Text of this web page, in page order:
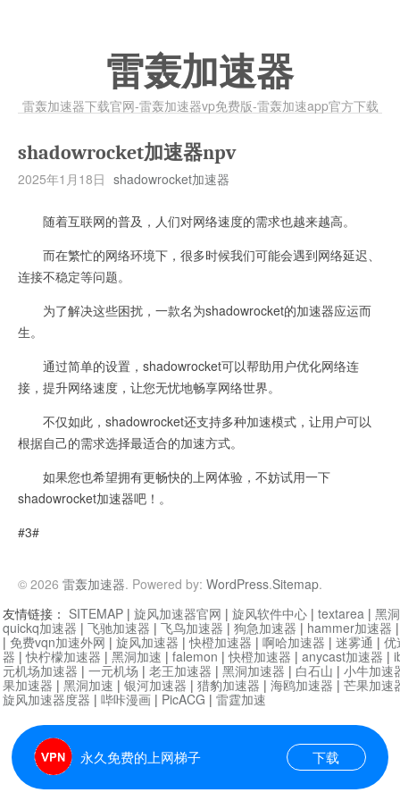
雷轰加速器
雷轰加速器下载官网-雷轰加速器vp免费版-雷轰加速app官方下载
shadowrocket加速器npv
2025年1月18日 shadowrocket加速器
随着互联网的普及，人们对网络速度的需求也越来越高。
而在繁忙的网络环境下，很多时候我们可能会遇到网络延迟、
连接不稳定等问题。
为了解决这些困扰，一款名为shadowrocket的加速器应运而
生。
通过简单的设置，shadowrocket可以帮助用户优化网络连
接，提升网络速度，让您无忧地畅享网络世界。
不仅如此，shadowrocket还支持多种加速模式，让用户可以
根据自己的需求选择最适合的加速方式。
如果您也希望拥有更畅快的上网体验，不妨试用一下
shadowrocket加速器吧！。
#3#
© 2026 雷轰加速器. Powered by: WordPress.Sitemap.
永久免费的上网梯子 下载
友情链接： SITEMAP | 旋风加速器官网 | 旋风软件中心 | textarea | 黑
quickq加速器 | 飞驰加速器 | 飞鸟加速器 | 狗急加速器 | hammer加速器
| 免费vqn加速外网 | 旋风加速器 |快橙加速器 | 啊哈加速器 | 迷雾通 | 优
器 |快柠檬加速器 | 黑洞加速 | falemon |快橙加速器 | anycast加速器 |
元机场加速器 | 一元机场 | 老王加速器 | 黑洞加速器 | 白石山 | 小牛加速
果加速器 | 黑洞加速 | 银河加速器 | 猎豹加速器 | 海鸥加速器 | 芒果加速
旋风加速器度器 | 哔咔漫画 | PicACG | 雷霆加速